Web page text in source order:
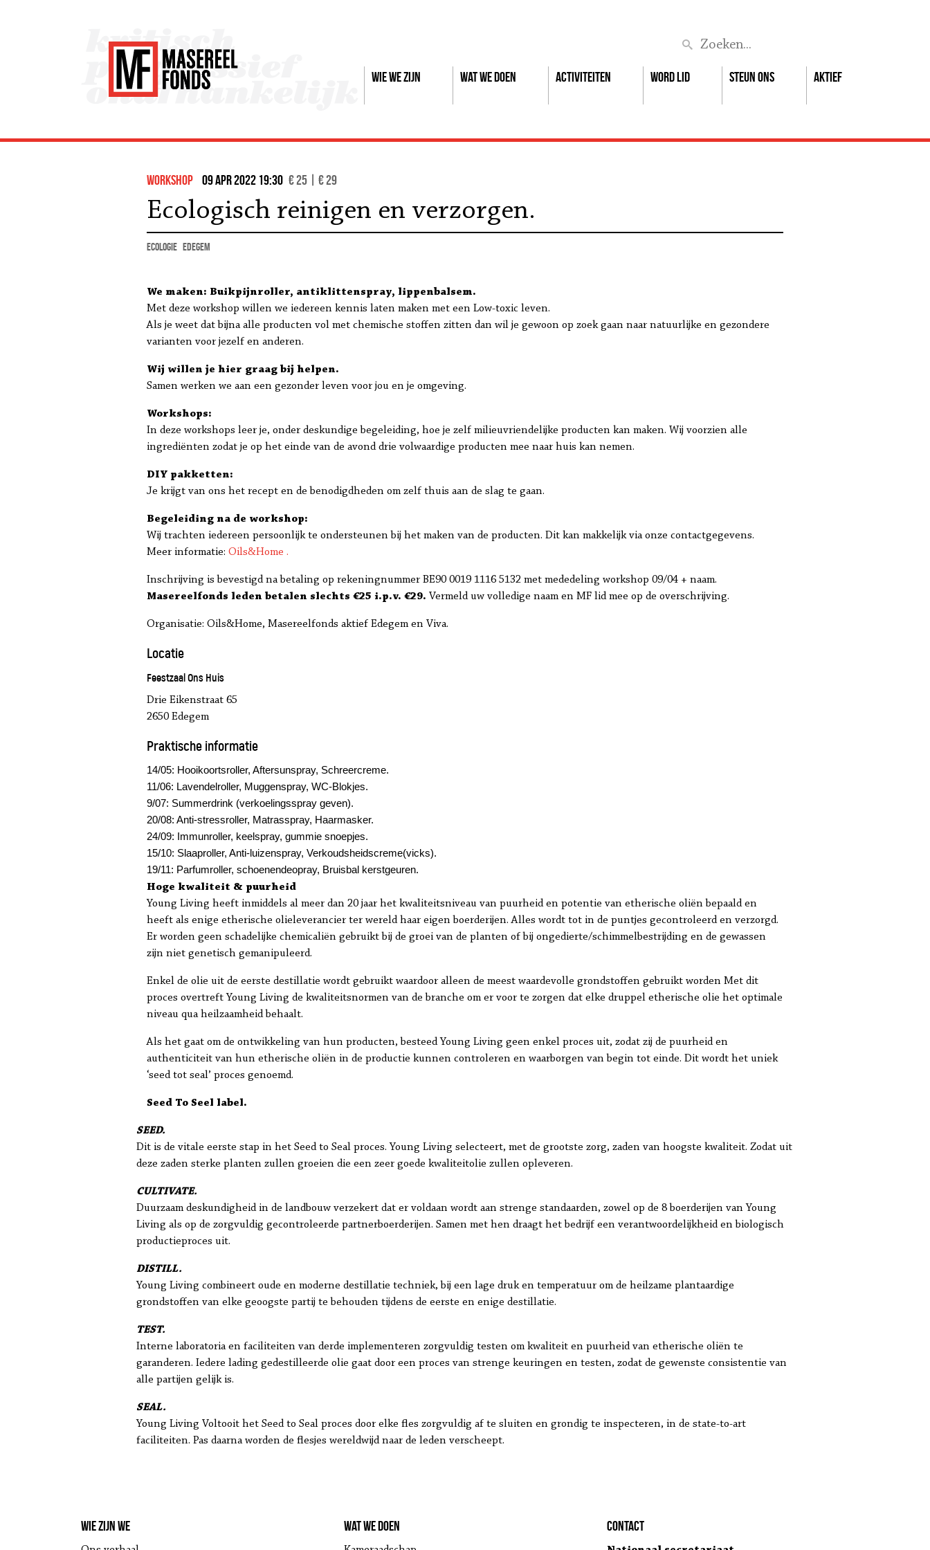
Wie we zijn Wat we doen Activiteiten Word lid Steun ons Aktief
workshop 09 apr 2022 19:30 € 25 | € 29
Ecologisch reinigen en verzorgen.
ecologie Edegem
We maken: Buikpijnroller, antiklittenspray, lippenbalsem.
Met deze workshop willen we iedereen kennis laten maken met een Low-toxic leven.
Als je weet dat bijna alle producten vol met chemische stoffen zitten dan wil je gewoon op zoek gaan naar natuurlijke en gezondere
varianten voor jezelf en anderen.
Wij willen je hier graag bij helpen.
Samen werken we aan een gezonder leven voor jou en je omgeving.
Workshops:
In deze workshops leer je, onder deskundige begeleiding, hoe je zelf milieuvriendelijke producten kan maken. Wij voorzien alle
ingrediënten zodat je op het einde van de avond drie volwaardige producten mee naar huis kan nemen.
DIY pakketten:
Je krijgt van ons het recept en de benodigdheden om zelf thuis aan de slag te gaan.
Begeleiding na de workshop:
Wij trachten iedereen persoonlijk te ondersteunen bij het maken van de producten. Dit kan makkelijk via onze contactgegevens.
Meer informatie: Oils&Home .
Inschrijving is bevestigd na betaling op rekeningnummer BE90 0019 1116 5132 met mededeling workshop 09/04 + naam.
Masereelfonds leden betalen slechts €25 i.p.v. €29. Vermeld uw volledige naam en MF lid mee op de overschrijving.
Organisatie: Oils&Home, Masereelfonds aktief Edegem en Viva.
Locatie
Feestzaal Ons Huis
Drie Eikenstraat 65
2650 Edegem
Praktische informatie
14/05: Hooikoortsroller, Aftersunspray, Schreercreme.
11/06: Lavendelroller, Muggenspray, WC-Blokjes.
9/07: Summerdrink (verkoelingsspray geven).
20/08: Anti-stressroller, Matrasspray, Haarmasker.
24/09: Immunroller, keelspray, gummie snoepjes.
15/10: Slaaproller, Anti-luizenspray, Verkoudsheidscreme(vicks).
19/11: Parfumroller, schoenendeopray, Bruisbal kerstgeuren.
Hoge kwaliteit & puurheid
Young Living heeft inmiddels al meer dan 20 jaar het kwaliteitsniveau van puurheid en potentie van etherische oliën bepaald en
heeft als enige etherische olieleverancier ter wereld haar eigen boerderijen. Alles wordt tot in de puntjes gecontroleerd en verzorgd.
Er worden geen schadelijke chemicaliën gebruikt bij de groei van de planten of bij ongedierte/schimmelbestrijding en de gewassen
zijn niet genetisch gemanipuleerd.
Enkel de olie uit de eerste destillatie wordt gebruikt waardoor alleen de meest waardevolle grondstoffen gebruikt worden Met dit
proces overtreft Young Living de kwaliteitsnormen van de branche om er voor te zorgen dat elke druppel etherische olie het optimale
niveau qua heilzaamheid behaalt.
Als het gaat om de ontwikkeling van hun producten, besteed Young Living geen enkel proces uit, zodat zij de puurheid en
authenticiteit van hun etherische oliën in de productie kunnen controleren en waarborgen van begin tot einde. Dit wordt het uniek
‘seed tot seal’ proces genoemd.
Seed To Seel label.
SEED.
Dit is de vitale eerste stap in het Seed to Seal proces. Young Living selecteert, met de grootste zorg, zaden van hoogste kwaliteit. Zodat uit
deze zaden sterke planten zullen groeien die een zeer goede kwaliteitolie zullen opleveren.
CULTIVATE.
Duurzaam deskundigheid in de landbouw verzekert dat er voldaan wordt aan strenge standaarden, zowel op de 8 boerderijen van Young
Living als op de zorgvuldig gecontroleerde partnerboerderijen. Samen met hen draagt het bedrijf een verantwoordelijkheid en biologisch
productieproces uit.
DISTILL.
Young Living combineert oude en moderne destillatie techniek, bij een lage druk en temperatuur om de heilzame plantaardige
grondstoffen van elke geoogste partij te behouden tijdens de eerste en enige destillatie.
TEST.
Interne laboratoria en faciliteiten van derde implementeren zorgvuldig testen om kwaliteit en puurheid van etherische oliën te
garanderen. Iedere lading gedestilleerde olie gaat door een proces van strenge keuringen en testen, zodat de gewenste consistentie van
alle partijen gelijk is.
SEAL.
Young Living Voltooit het Seed to Seal proces door elke fles zorgvuldig af te sluiten en grondig te inspecteren, in de state-to-art
faciliteiten. Pas daarna worden de flesjes wereldwijd naar de leden verscheept.
Wie zijn we Wat we doen Contact